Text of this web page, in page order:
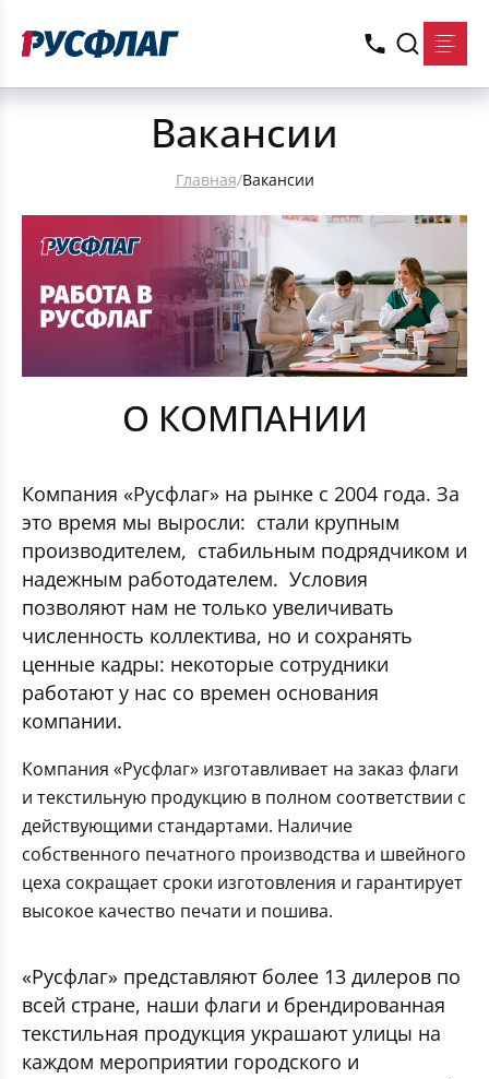
Вакансии
Главная/Вакансии
О КОМПАНИИ
Компания «Русфлаг» на рынке с 2004 года. За
это время мы выросли: стали крупным
производителем, стабильным подрядчиком и
надежным работодателем. Условия
позволяют нам не только увеличивать
численность коллектива, но и сохранять
ценные кадры: некоторые сотрудники
работают у нас со времен основания
компании.
Компания «Русфлаг» изготавливает на заказ флаги
и текстильную продукцию в полном соответствии с
действующими стандартами. Наличие
собственного печатного производства и швейного
цеха сокращает сроки изготовления и гарантирует
высокое качество печати и пошива.
«Русфлаг» представляют более 13 дилеров по
всей стране, наши флаги и брендированная
текстильная продукция украшают улицы на
каждом мероприятии городского и